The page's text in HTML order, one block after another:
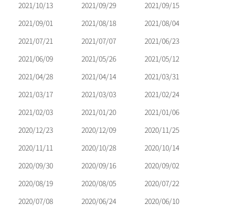
2021/10/13
2021/09/29
2021/09/15
2021/09/01
2021/08/18
2021/08/04
2021/07/21
2021/07/07
2021/06/23
2021/06/09
2021/05/26
2021/05/12
2021/04/28
2021/04/14
2021/03/31
2021/03/17
2021/03/03
2021/02/24
2021/02/03
2021/01/20
2021/01/06
2020/12/23
2020/12/09
2020/11/25
2020/11/11
2020/10/28
2020/10/14
2020/09/30
2020/09/16
2020/09/02
2020/08/19
2020/08/05
2020/07/22
2020/07/08
2020/06/24
2020/06/10